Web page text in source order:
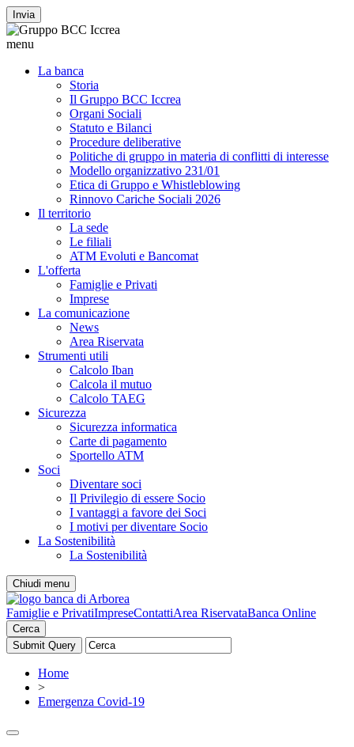
Invia
menu
La banca
Storia
Il Gruppo BCC Iccrea
Organi Sociali
Statuto e Bilanci
Procedure deliberative
Politiche di gruppo in materia di conflitti di interesse
Modello organizzativo 231/01
Etica di Gruppo e Whistleblowing
Rinnovo Cariche Sociali 2026
Il territorio
La sede
Le filiali
ATM Evoluti e Bancomat
L'offerta
Famiglie e Privati
Imprese
La comunicazione
News
Area Riservata
Strumenti utili
Calcolo Iban
Calcola il mutuo
Calcolo TAEG
Sicurezza
Sicurezza informatica
Carte di pagamento
Sportello ATM
Soci
Diventare soci
Il Privilegio di essere Socio
I vantaggi a favore dei Soci
I motivi per diventare Socio
La Sostenibilità
La Sostenibilità
Chiudi menu
Famiglie e PrivatiImpreseContattiArea RiservataBanca Online
Cerca
Home
>
Emergenza Covid-19